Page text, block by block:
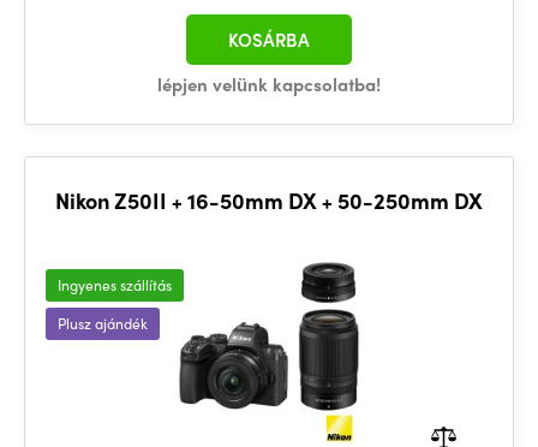
lépjen velünk kapcsolatba!
KOSÁRBA
Nikon Z50II + 16-50mm DX + 50-250mm DX
Ingyenes szállítás
Plusz ajándék